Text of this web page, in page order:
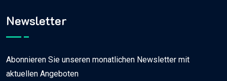
Newsletter
Abonnieren Sie unseren monatlichen Newsletter mit
aktuellen Angeboten